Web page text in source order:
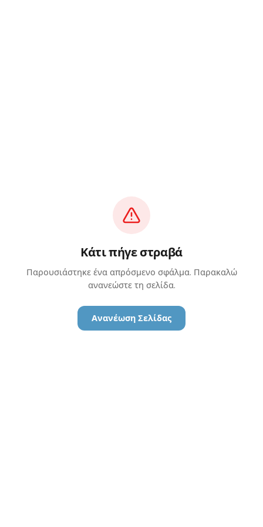
Κάτι πήγε στραβά
Παρουσιάστηκε ένα απρόσμενο σφάλμα. Παρακαλώ
ανανεώστε τη σελίδα.
Ανανέωση Σελίδας